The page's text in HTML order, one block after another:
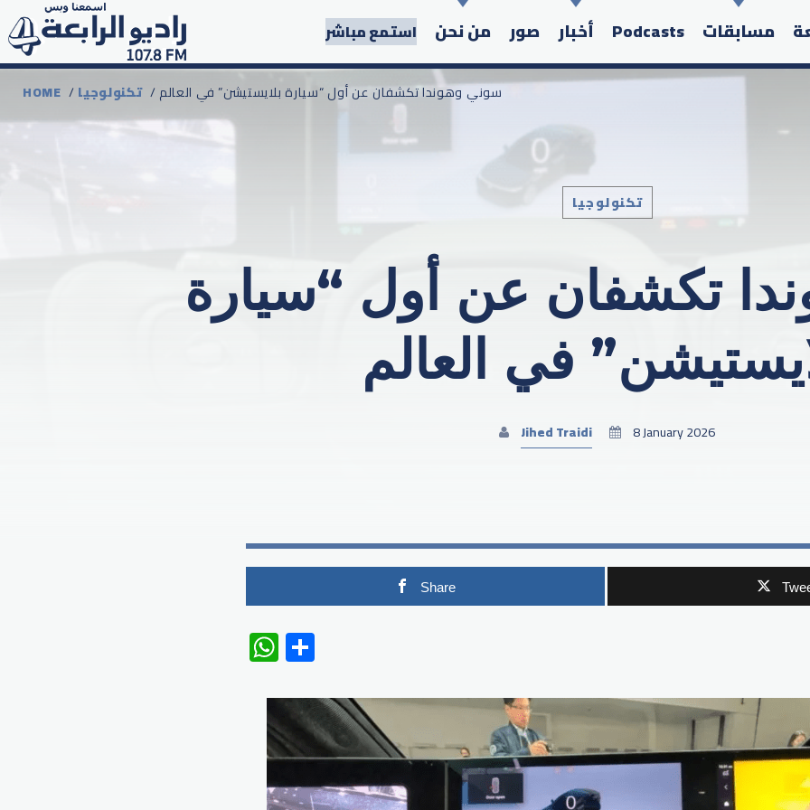
مسابقات Podcasts أخبار صور من نحن استمع مباشر
Search in the website:
HOME /تكنولوجيا / سوني وهوندا تكشفان عن أول “سيارة بلايستيشن” في العالم
تكنولوجيا
تكشفان عن أول “سيارة
في العالم
Jihed Traidi 8 January 2026
Share
WhatsApp